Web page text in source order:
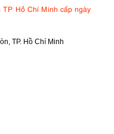
Hồ Chí Minh cấp ngày
TP. Hồ Chí Minh